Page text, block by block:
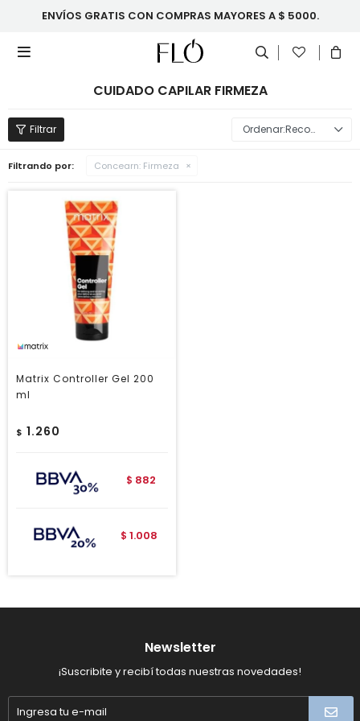
ENVÍOS GRATIS CON COMPRAS MAYORES A $ 5000.

CUIDADO CAPILAR FIRMEZA
Recomendados
Filtrando por: Concearn: Firmeza
Matrix Controller Gel 200
ml
$ 1.260
$ 882
$ 1.008
Newsletter
¡Suscribite y recibí todas nuestras novedades!